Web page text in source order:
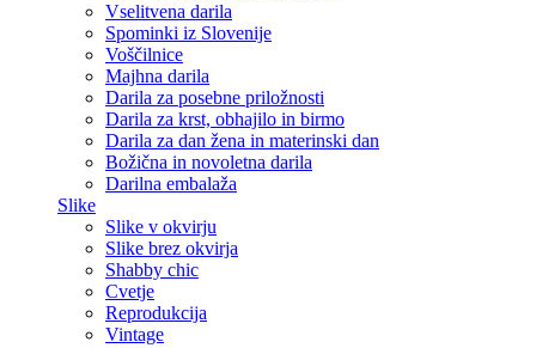
Vselitvena darila
Spominki iz Slovenije
Voščilnice
Majhna darila
Darila za posebne priložnosti
Darila za krst, obhajilo in birmo
Darila za dan žena in materinski dan
Božična in novoletna darila
Darilna embalaža
Slike
Slike v okvirju
Slike brez okvirja
Shabby chic
Cvetje
Reprodukcija
Vintage